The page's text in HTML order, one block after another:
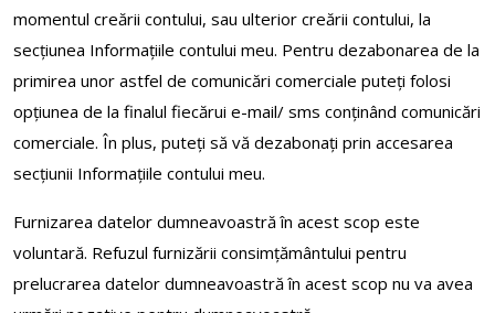
momentul creării contului, sau ulterior creării contului, la
secțiunea Informațiile contului meu. Pentru dezabonarea de la
primirea unor astfel de comunicări comerciale puteți folosi
opţiunea de la finalul fiecărui e-mail/ sms conţinând comunicări
comerciale. În plus, puteți să vă dezabonați prin accesarea
secțiunii Informațiile contului meu.
Furnizarea datelor dumneavoastră în acest scop este
voluntară. Refuzul furnizării consimțământului pentru
prelucrarea datelor dumneavoastră în acest scop nu va avea